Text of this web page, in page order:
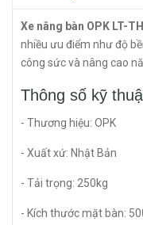
Xe nâng bàn OPK LT-
nhiều ưu điểm như độ
công sức và nâng cao
Thông số kỹ
- Thương hiệu: OPK
- Xuất xứ: Nhật Bản
- Tải trọng: 250kg
- Kích thước mặt bàn: